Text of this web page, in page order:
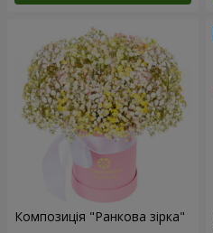
Композиція "Ранкова зірка"